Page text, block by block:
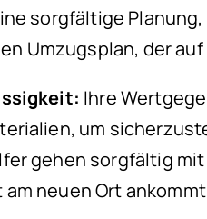
sorgfältige
Umzugsplan, der
Ihre
um
gehen sorgfältig
neuen Ort